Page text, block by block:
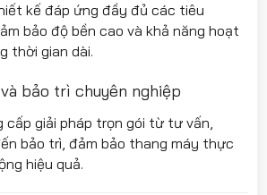
kế đáp ứng đầy đủ các tiêu
bảo độ bền cao và khả năng hoạt
thời gian dài.
bảo trì chuyên nghiệp
cấp giải pháp trọn gói từ tư vấn,
bảo trì, đảm bảo thang máy thực
hiệu quả.